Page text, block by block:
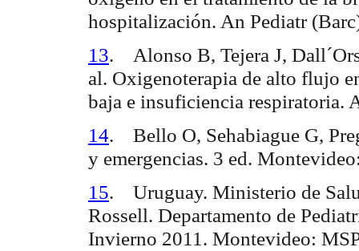
hospitalización. An Pediatr
13. Alonso B, Tejera J,
al. Oxigenoterapia de alto flujo
baja e insuficiencia
14. Bello O, Sehabiague G,
y emergencias. 3 ed.
15. Uruguay. Ministerio de
Rossell. Departamento de
Invierno 2011. Montevideo: